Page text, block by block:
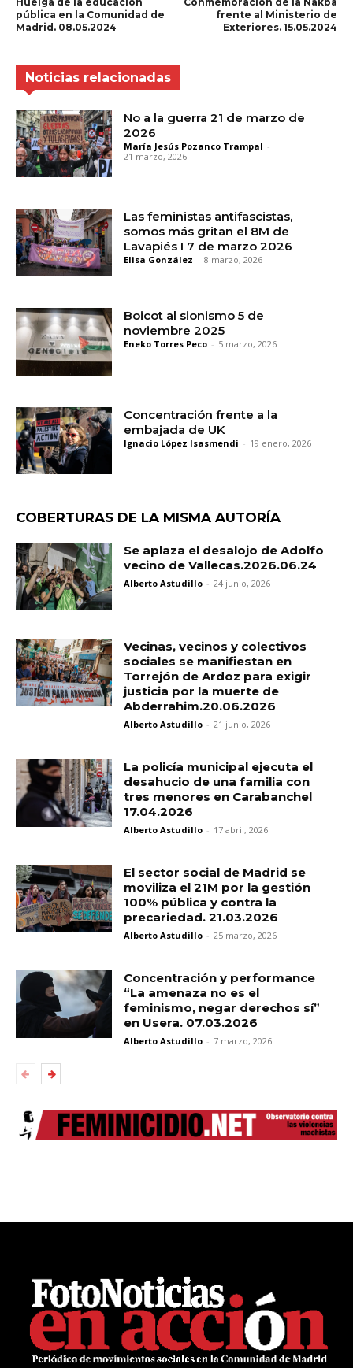
pública en la Comunidad de
Madrid. 08.05.2024
frente al Ministerio de
Exteriores. 15.05.2024
Noticias relacionadas
No a la guerra 21 de marzo de
2026
María Jesús Pozanco Trampal -
21 marzo, 2026
Las feministas antifascistas,
somos más gritan el 8M de
Lavapiés I 7 de marzo 2026
Elisa González - 8 marzo, 2026
Boicot al sionismo 5 de
noviembre 2025
Eneko Torres Peco - 5 marzo, 2026
Concentración frente a la
embajada de UK
Ignacio López Isasmendi - 19 enero, 2026
COBERTURAS DE LA MISMA AUTORÍA
Se aplaza el desalojo de Adolfo
vecino de Vallecas.2026.06.24
Alberto Astudillo - 24 junio, 2026
Vecinas, vecinos y colectivos
sociales se manifiestan en
Torrejón de Ardoz para exigir
justicia por la muerte de
Abderrahim.20.06.2026
Alberto Astudillo - 21 junio, 2026
La policía municipal ejecuta el
desahucio de una familia con
tres menores en Carabanchel
17.04.2026
Alberto Astudillo - 17 abril, 2026
El sector social de Madrid se
moviliza el 21M por la gestión
100% pública y contra la
precariedad. 21.03.2026
Alberto Astudillo - 25 marzo, 2026
Concentración y performance
“La amenaza no es el
feminismo, negar derechos sí”
en Usera. 07.03.2026
Alberto Astudillo - 7 marzo, 2026